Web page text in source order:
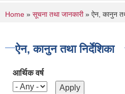
You are here
Home » सूचना तथा जानकारी» ऐन, कानुन
ऐन, कानुन तथा निर्देशिका
आर्थिक वर्ष